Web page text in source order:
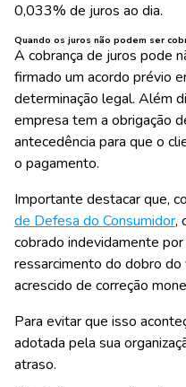
0,033% de juros ao dia.
Quando os juros não podem ser
A cobrança de juros pode
firmado um acordo prévio
determinação legal. Além
empresa tem a obrigação
antecedência para que o
o pagamento.
Importante destacar que,
de Defesa do Consumidor,
cobrado indevidamente
ressarcimento do dobro
acrescido de correção
Para evitar que isso
adotada pela sua
atraso.